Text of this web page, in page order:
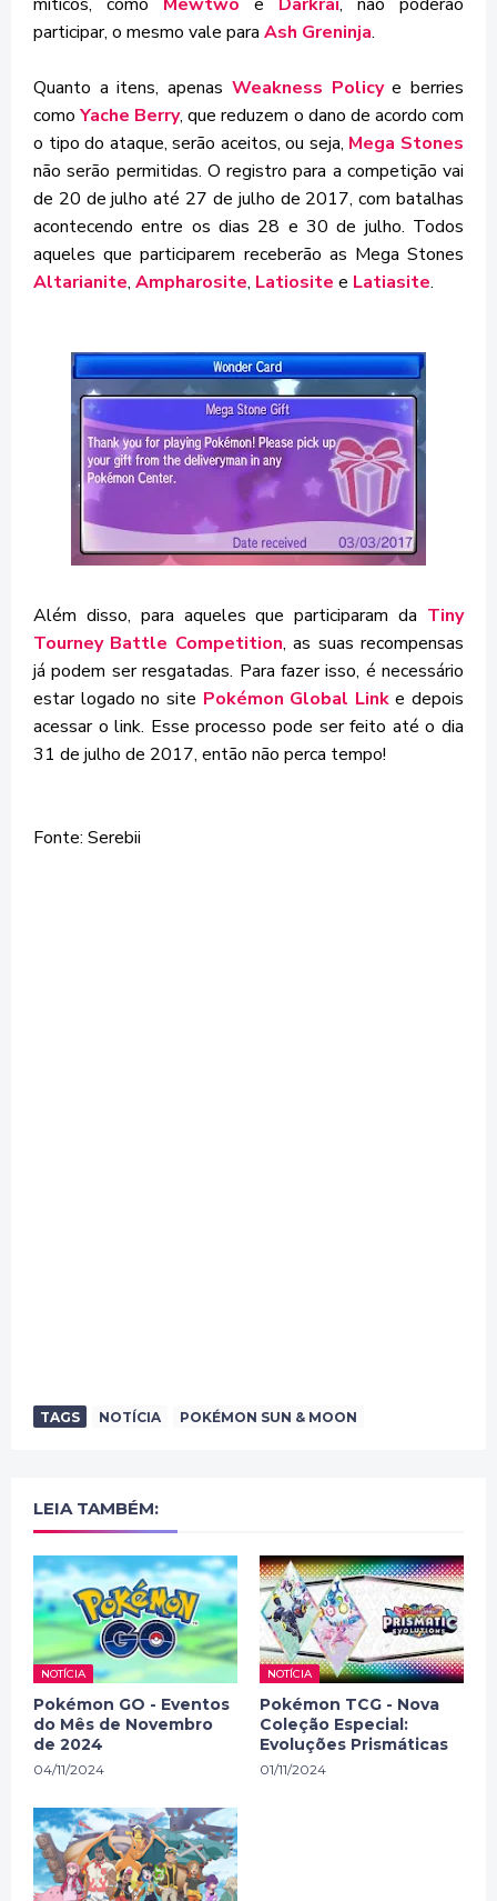
participar, o mesmo vale para Ash Greninja.
Quanto a itens, apenas Weakness Policye berries
comoYache Berry, que reduzem o dano de acordo com
o tipo do ataque, serão aceitos, ou seja, Mega Stones
não serão permitidas. O registro para a competição vai
de 20 de julho até 27 de julho de 2017, com batalhas
acontecendo entre os dias 28 e 30 de julho. Todos
aqueles que participarem receberão as Mega Stones
Altarianite, Ampharosite, Latiosite e Latiasite.
Além disso, para aqueles que participaram da Tiny
Tourney Battle Competition, as suas recompensas
já podem ser resgatadas. Para fazer isso, é necessário
estar logado no site Pokémon Global Linke depois
acessar o link. Esse processo pode ser feito até o dia
31 de julho de 2017, então não perca tempo!
Fonte: Serebii
TAGS NOTÍCIA POKÉMON SUN & MOON
LEIA TAMBÉM:
NOTÍCIA
Pokémon GO - Eventos
do Mês de Novembro
de 2024
04/11/2024
NOTÍCIA
Pokémon TCG - Nova
Coleção Especial:
Evoluções Prismáticas
01/11/2024